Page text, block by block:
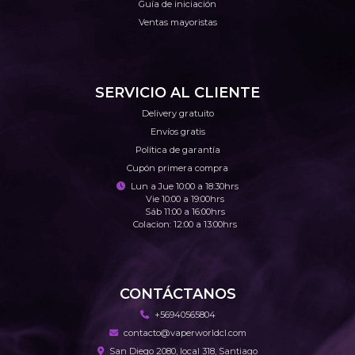
Guía de iniciación
Ventas mayoristas
SERVICIO AL CLIENTE
Delivery gratuito
Envíos gratis
Política de garantía
Cupón primera compra
Lun a Jue 10:00 a 18:30hrs
Vie 10:00 a 19:00hrs
Sáb 11:00 a 16:00hrs
Colacion: 12:00 a 13:00hrs
CONTÁCTANOS
+56940565804
contacto@vaperworldcl.com
San Diego 2080, local 318, Santiago